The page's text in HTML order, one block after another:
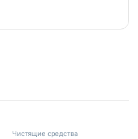
Чистящие средства